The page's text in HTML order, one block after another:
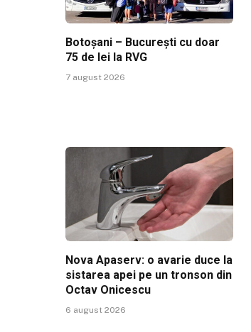
Botoșani – București cu doar
75 de lei la RVG
7 august 2026
Nova Apaserv: o avarie duce la
sistarea apei pe un tronson din
Octav Onicescu
6 august 2026